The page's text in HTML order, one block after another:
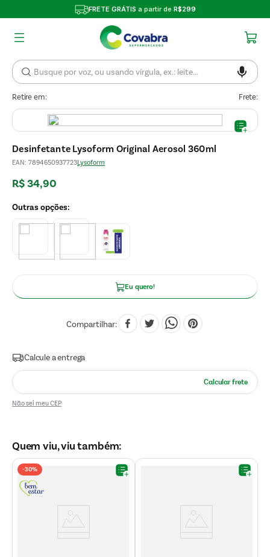
FRETE GRÁTIS a partir de R$299
Retire em: Frete:
Desinfetante Lysoform Original Aerosol 360ml
EAN: 7894650937723Lysoform
R$34,90
Eu quero!
Compartilhar
Não sei meu CEP
Quem viu, viu também:
-30%